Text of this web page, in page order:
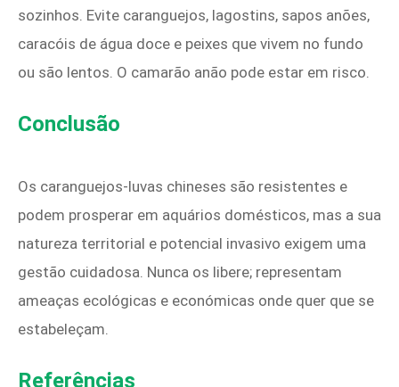
sozinhos. Evite caranguejos, lagostins, sapos anões,
caracóis de água doce e peixes que vivem no fundo
ou são lentos. O camarão anão pode estar em risco.
Conclusão
Os caranguejos-luvas chineses são resistentes e
podem prosperar em aquários domésticos, mas a sua
natureza territorial e potencial invasivo exigem uma
gestão cuidadosa. Nunca os libere; representam
ameaças ecológicas e económicas onde quer que se
estabeleçam.
Referências